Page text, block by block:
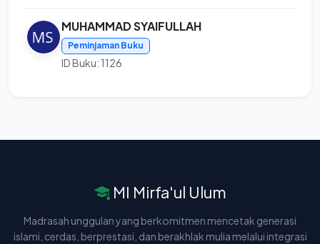
MUHAMMAD SYAIFULLAH
Peminjaman Buku
ID Buku: 1126
MI Mirfa'ul Ulum
Madrasah unggulan yang berkomitmen mencetak generasi
islami, cerdas, berprestasi, dan berakhlak mulia melalui integrasi